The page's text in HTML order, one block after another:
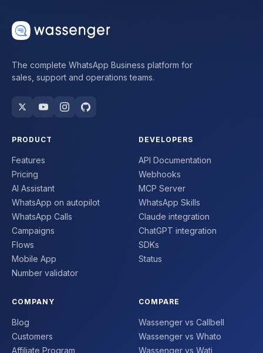
The complete WhatsApp Business platform for
sales, support and operations teams.
PRODUCT
Features
Pricing
AI Assistant
WhatsApp on autopilot
WhatsApp Calls
Campaigns
Flows
Mobile App
Number validator
DEVELOPERS
API Documentation
Webhooks
MCP Server
WhatsApp Skills
Claude integration
ChatGPT integration
SDKs
Status
COMPANY
Blog
Customers
Affiliate Program
COMPARE
Wassenger vs Callbell
Wassenger vs Whato
Wassenger vs Wati